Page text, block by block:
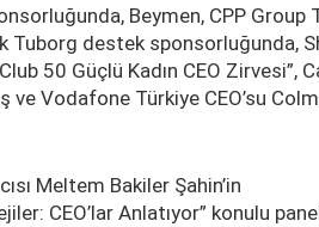
Beymen, CPP Group
Tuborg destek sponsorluğunda,
50 Güçlü Kadın CEO Zirvesi”,
Vodafone Türkiye CEO’su
Meltem Bakiler Şahin’in
CEO’lar Anlatıyor” konulu